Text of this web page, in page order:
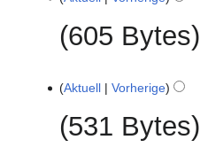
n
e
e
a
r
605 Bytes
e
n
e
Aktuell Vorherige
531 Bytes